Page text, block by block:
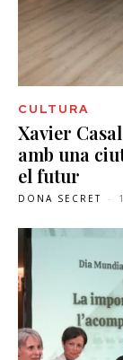
CULTURA
Xavier
amb una
el futur
DONA SECRET -